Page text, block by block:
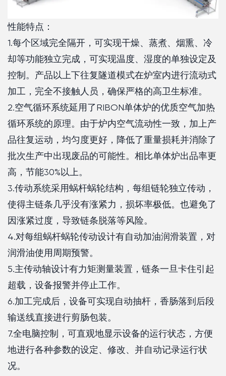
性能特点：
1.每个区域完全隔开，可实现干燥、蒸煮、烟熏、冷
却等功能独立完成，可实现温度、湿度的单独设定及
控制。产品以上下往复隧道模式在炉室内进行流动式
加工，完全不接触人员，确保严格的高卫生标准。
2.空气循环系统延用了RIBON单体炉的优质空气加热
循环系统的原理。由于炉内空气流动性一致，加上产
品往复运动，均匀度更好，降低了重量损耗并消除了
批次生产中出现废品的可能性。相比单体炉出品率更
高，节能30%以上。
3.传动系统采用蜗杆蜗轮结构，每组链轮独立传动，
使得主链条几乎没有涨紧力，损坏率极低。也避免了
因涨紧过度，导致链条脱落等风险。
4.对每组蜗杆蜗轮传动设计有自动加油润滑装置，对
润滑油使用周期预警。
5.主传动轴设计有力矩测量装置，链条一旦卡住引起
超载，设备报警并停止工作。
6.加工完成后，设备可实现自动抽杆，香肠落到后段
输送线直接进行剪肠包装。
7.全电脑控制，可直观地显示设备的运行状态，方便
地进行各种参数的设定、修改、并自动记录运行状
况。